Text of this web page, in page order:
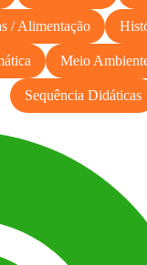
/ Alimentação
Meio
Sequência Didáticas